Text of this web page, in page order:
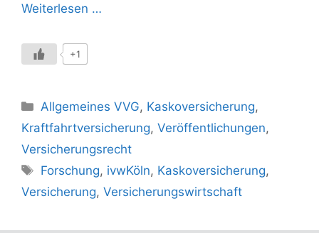
Weiterlesen …
+1
Kategorien
Allgemeines VVG, Kaskoversicherung,
Kraftfahrtversicherung, Veröffentlichungen,
Versicherungsrecht
Schlagwörter
Forschung, ivwKöln, Kaskoversicherung,
Versicherung, Versicherungswirtschaft